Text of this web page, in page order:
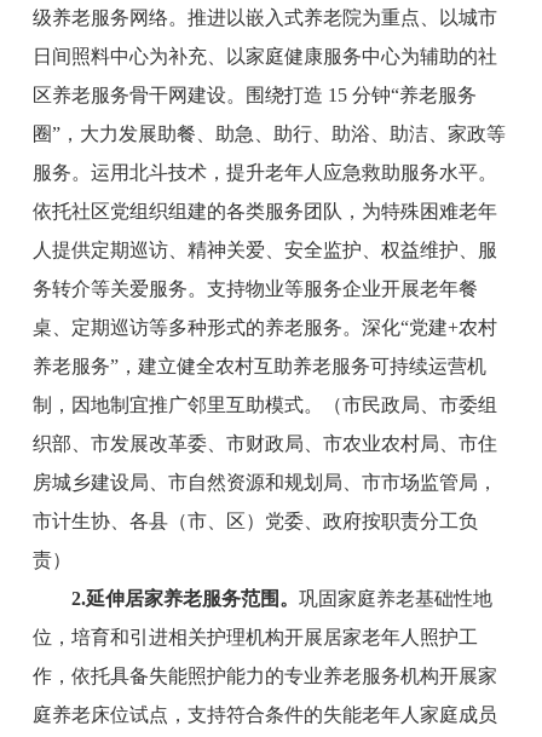
级养老服务网络。推进以嵌入式养老院为重点、以城市
日间照料中心为补充、以家庭健康服务中心为辅助的社
区养老服务骨干网建设。围绕打造 15 分钟“养老服务
圈”，大力发展助餐、助急、助行、助浴、助洁、家政等
服务。运用北斗技术，提升老年人应急救助服务水平。
依托社区党组织组建的各类服务团队，为特殊困难老年
人提供定期巡访、精神关爱、安全监护、权益维护、服
务转介等关爱服务。支持物业等服务企业开展老年餐
桌、定期巡访等多种形式的养老服务。深化“党建+农村
养老服务”，建立健全农村互助养老服务可持续运营机
制，因地制宜推广邻里互助模式。
（市民政局 市委组
织部、 市发展改革委、 市财政局 市农业农村局 市住
房城乡建设局 市自然资源和规划 局 市市场监管局，
市计生协、 各县（市、区）党委、政府按职责分工负
责）
2.延伸居家养老服务范围 。 巩固家庭养老基础性地
位，培育和引进相关护理机构开展居家老年人照护工
作，依托具备失能照护能力的专业养老服务机构开展家
庭养老床位试点，支持符合条件的失能老年人家庭成员